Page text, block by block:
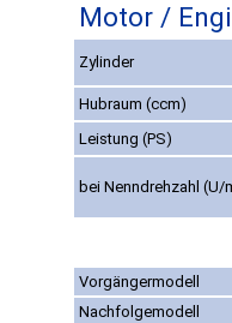
Motor /
Zylinder
Hubraum (ccm)
Leistung (PS)
bei Nenndrehzahl (U/
Vorgängermodell
Nachfolgemodell